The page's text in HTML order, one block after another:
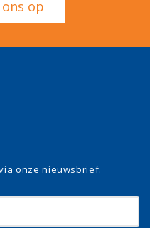
op
onze nieuwsbrief.